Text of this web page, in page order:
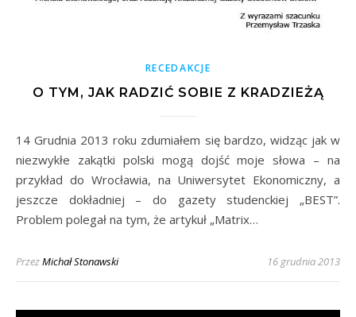
RECEDAKCJE
O TYM, JAK RADZIĆ SOBIE Z KRADZIEŻĄ
14 Grudnia 2013 roku zdumiałem się bardzo, widząc jak w
niezwykłe zakątki polski mogą dojść moje słowa – na
przykład do Wrocławia, na Uniwersytet Ekonomiczny, a
jeszcze dokładniej – do gazety studenckiej „BEST”.
Problem polegał na tym, że artykuł „Matrix…
PrzezMichał Stonawski 16 grudnia 2013